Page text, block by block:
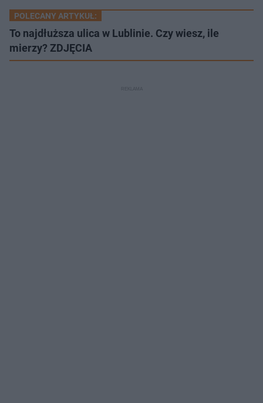
POLECANY ARTYKUŁ:
To najdłuższa ulica w Lublinie. Czy wiesz, ile
mierzy? ZDJĘCIA